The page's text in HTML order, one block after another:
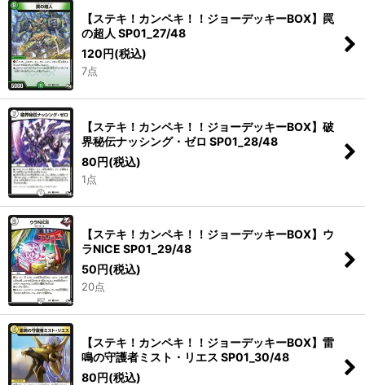
【ステキ！カンペキ！！ジョーデッキーBOX】罠
の超人 SP01_27/48
120 円(税込)
7点
【ステキ！カンペキ！！ジョーデッキーBOX】破
界秘伝ナッシング・ゼロ SP01_28/48
80円(税込)
1点
【ステキ！カンペキ！！ジョーデッキーBOX】ウ
ラNICE SP01_29/48
50 円(税込)
20点
【ステキ！カンペキ！！ジョーデッキーBOX】雷
鳴の守護者ミスト・リエス SP01_30/48
80円(税込)